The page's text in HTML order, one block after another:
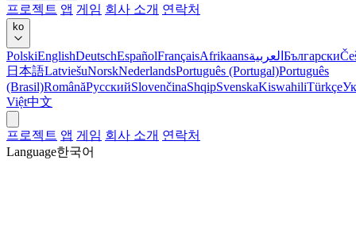
프로젝트 앱 게임 회사 소개 연락처
ko
PolskiEnglishDeutschEspañolFrançaisAfrikaansالعربية Български
日本語LatviešuNorskNederlandsPortuguês (Portugal)Português
(Brasil)RomânăРусскийSlovenčinaShqipSvenskaKiswahiliTürkçe
Việt中文
프로젝트 앱 게임 회사 소개 연락처
Language한국어